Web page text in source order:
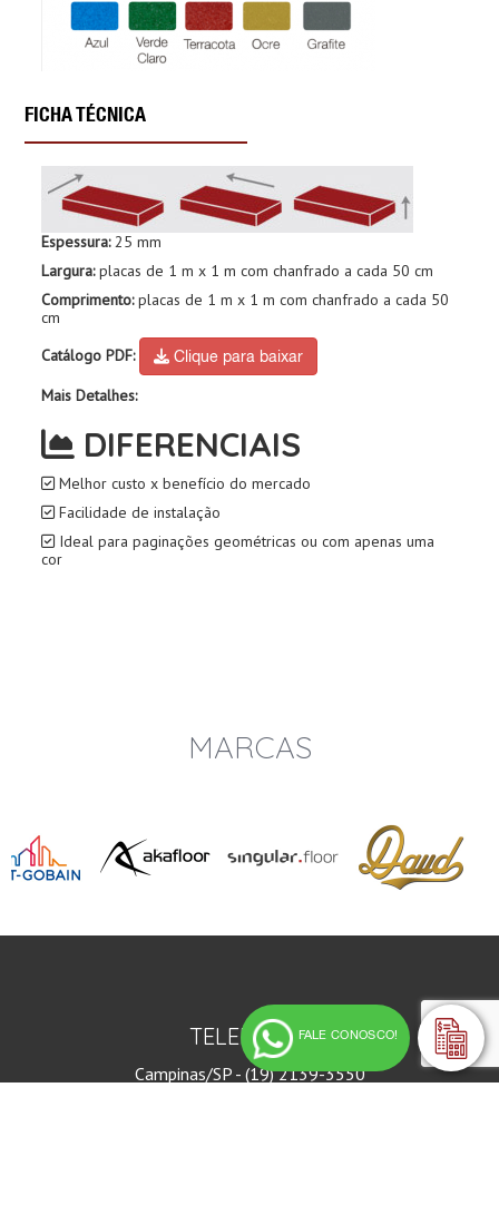
FALE CONOSCO!
FICHA TÉCNICA
Espessura:25 mm
Largura:placas de 1 m x 1 m com chanfrado a cada 50 cm
Comprimento:placas de 1 m x 1 m com chanfrado a cada 50
cm
Catálogo PDF:
Clique para baixar
Mais Detalhes:
DIFERENCIAIS
Melhor custo x benefício do mercado
Facilidade de instalação
Ideal para paginações geométricas ou com apenas uma
cor
MARCAS
TELEFONES
Campinas/SP - (19) 2139-3550